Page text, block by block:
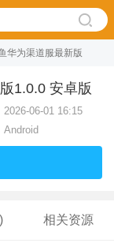
华为渠道服最新版
1.0.0 安卓版
2026-06-01 16:15
Android
相关资源